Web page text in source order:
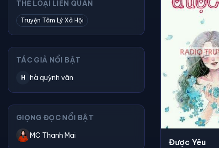
THỂ LOẠI LIÊN QUAN
Truyện Tâm Lý Xã Hội
TÁC GIẢ NỔI BẬT
H hà quỳnh vân
GIỌNG ĐỌC NỔI BẬT
MC Thanh Mai
Được Yêu